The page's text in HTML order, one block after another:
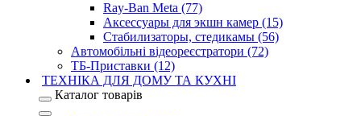
Ray-Ban Meta (77)
Аксессуары для экшн камер (15)
Стабилизаторы, стедикамы (56)
Автомобільні відеореєстратори (72)
ТБ-Приставки (12)
ТЕХНІКА ДЛЯ ДОМУ ТА КУХНІ
Каталог товарів